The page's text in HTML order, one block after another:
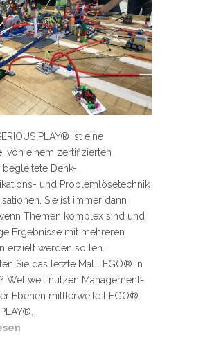
PLAY® ist eine
von einem zertifizierten
begleitete Denk-
und Problemlösetechnik
Sie ist immer dann
Themen komplex sind und
Ergebnisse mit mehreren
erzielt werden sollen.
Sie das letzte Mal LEGO® in
Weltweit nutzen Management-
Ebenen mittlerweile LEGO®